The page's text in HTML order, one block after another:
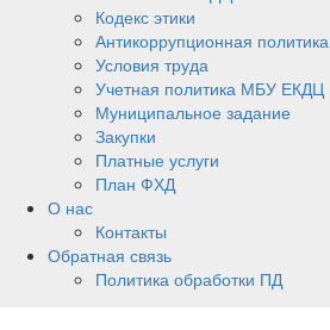
Кодекс этики
Антикоррупционная политика
Условия труда
Учетная политика МБУ ЕКДЦ
Муниципальное задание
Закупки
Платные услуги
План ФХД
О нас
Контакты
Обратная связь
Политика обработки ПД